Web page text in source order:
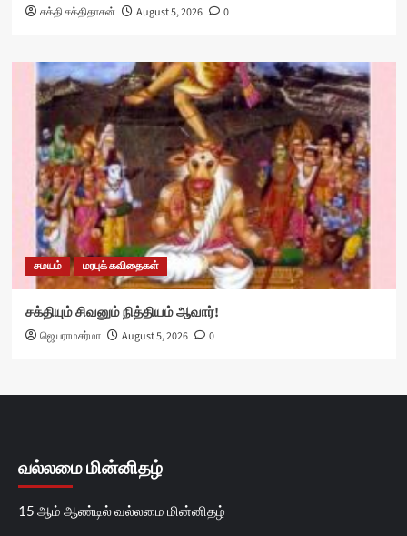
சக்தி சக்திதாசன் August 5, 2026 0
சமயம் மரபுக் கவிதைகள்
சக்தியும் சிவனும் நித்தியம் ஆவார்!
ஜெயராமசர்மா August 5, 2026 0
வல்லமை மின்னிதழ்
15 ஆம் ஆண்டில் வல்லமை மின்னிதழ்